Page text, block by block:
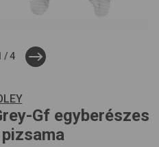
/4
Gf egyberészes